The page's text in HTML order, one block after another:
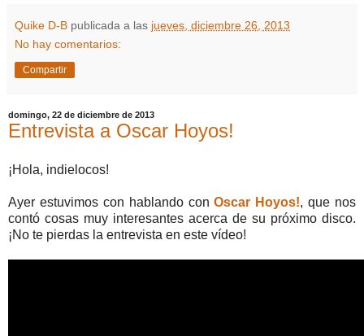
Quike D-B publicada a las jueves, diciembre 26, 2013
No hay comentarios:
Compartir
domingo, 22 de diciembre de 2013
Entrevista a Oscar Hoyos!
¡Hola, indielocos!
Ayer estuvimos con hablando conOscar Hoyos!, que nos
contó cosas muy interesantes acerca de su próximo disco.
¡No te pierdas la entrevista en este vídeo!